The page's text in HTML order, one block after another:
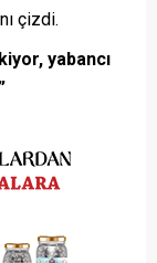
çizdi.
yabancı